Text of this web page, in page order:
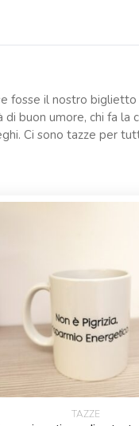
fosse il nostro
buon umore, chi fa
Ci sono tazze per
TAZZE